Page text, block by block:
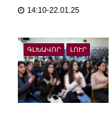
14:10-22.01.25
ԳԼԽԱՎՈՐ ԼՈՒՐ